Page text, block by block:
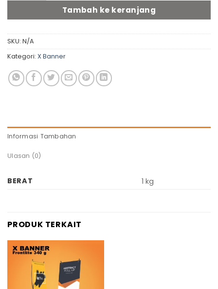
Tambah ke keranjang
SKU: N/A
Kategori: X Banner
Informasi Tambahan
Ulasan (0)
BERAT 1 kg
PRODUK TERKAIT